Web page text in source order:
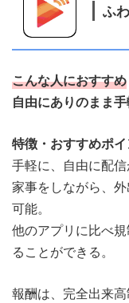
ふ
こんな人におすすめ
自由にありのまま
特徴・おすすめポイ
手軽に、自由に配信
家事をしながら、
可能。
他のアプリに比べ
ることができる。
報酬は、完全出来高